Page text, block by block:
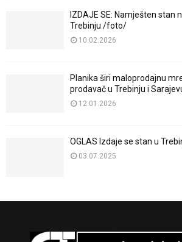
IZDAJE SE: Namješten stan
Trebinju /foto/
10.02.2026
Planika širi maloprodajnu
prodavač u Trebinju i
12.01.2026
OGLAS Izdaje se stan u
03.07.2025